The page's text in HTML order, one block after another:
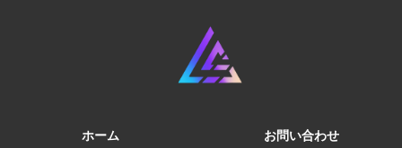
ホーム お問い合わせ